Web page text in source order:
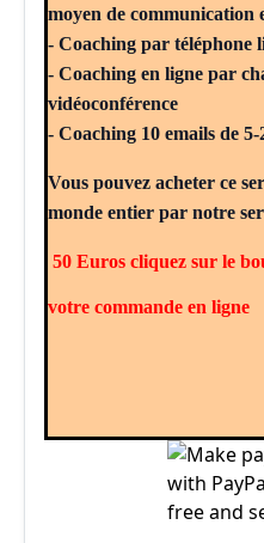
moyen de communication
- Coaching par téléphone
- Coaching en ligne par
vidéoconférence
- Coaching 10 emails de 5-
Vous pouvez acheter ce
monde entier par notre
50 Euros cliquez sur le
votre commande en ligne